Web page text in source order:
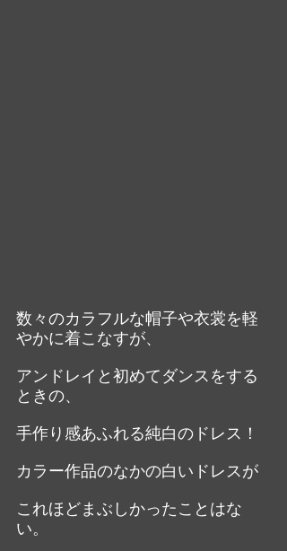
数々のカラフルな帽子や衣裳を軽
やかに着こなすが、
アンドレイと初めてダンスをする
ときの、
手作り感あふれる純白のドレス！
カラー作品のなかの白いドレスが
これほどまぶしかったことはな
い。